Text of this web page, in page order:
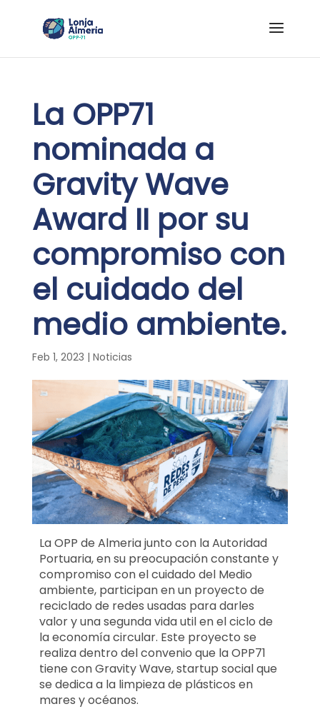
La OPP71
nominada a
Gravity Wave
Award II por su
compromiso con
el cuidado del
medio ambiente.
Feb 1, 2023 | Noticias
La OPP de Almeria junto con la Autoridad
Portuaria, en su preocupación constante y
compromiso con el cuidado del Medio
ambiente, participan en un proyecto de
reciclado de redes usadas para darles
valor y una segunda vida util en el ciclo de
la economía circular. Este proyecto se
realiza dentro del convenio que la OPP71
tiene con Gravity Wave, startup social que
se dedica a la limpieza de plásticos en
mares y océanos.